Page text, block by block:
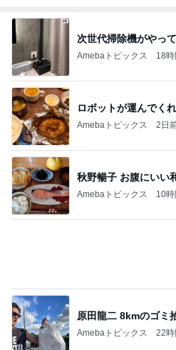
次世代掃除機がやっ
Amebaトピックス 18
ロボットが運んでく
Amebaトピックス 2日
秋野暢子 お腹にいい
Amebaトピックス 10
3回紛失後に選んだ激
Amebaトピックス 1日